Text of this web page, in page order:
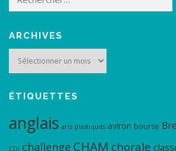
ARCHIVES
ÉTIQUETTES
anglais arts plastiques aviron bourse
CDI challenge CHAM chorale